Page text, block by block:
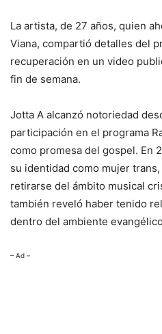
La artista, de 27 años, quien
Viana, compartió detalles del
recuperación en un video
fin de semana.
Jotta A alcanzó notoriedad
participación en el programa
como promesa del gospel. En
su identidad como mujer
retirarse del ámbito musical
también reveló haber tenido
dentro del ambiente
– Ad –